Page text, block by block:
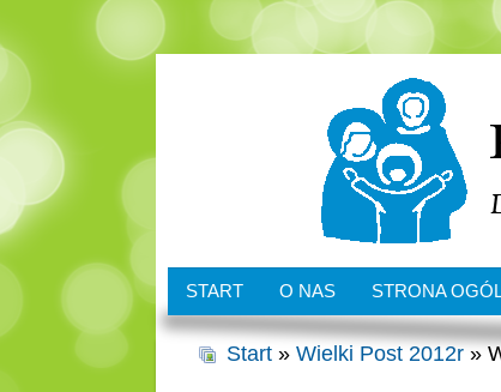
START O NAS STRONA
Start» Wielki Post 2012r»